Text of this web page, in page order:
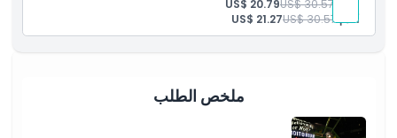
طفل: US$ 30.57
US$ 20.79
أقدم:US$ 30.57
US$ 21.27
ملخص الطلب